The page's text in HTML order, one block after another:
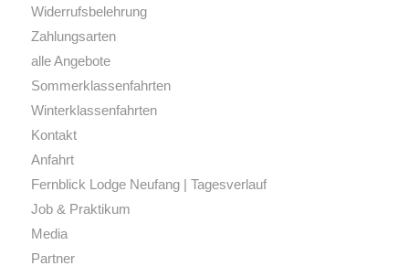
Widerrufsbelehrung
Zahlungsarten
alle Angebote
Sommerklassenfahrten
Winterklassenfahrten
Kontakt
Anfahrt
Fernblick Lodge Neufang | Tagesverlauf
Job & Praktikum
Media
Partner